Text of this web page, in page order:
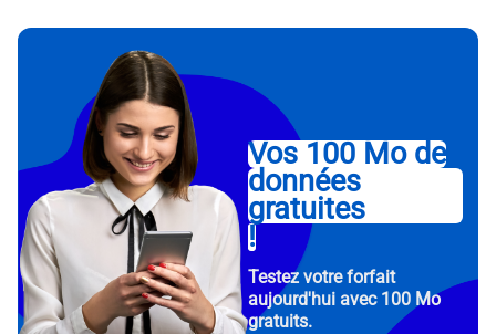
Vos 100 Mo de
données
gratuites
!
Testez votre forfait
aujourd'hui avec 100 Mo
gratuits.